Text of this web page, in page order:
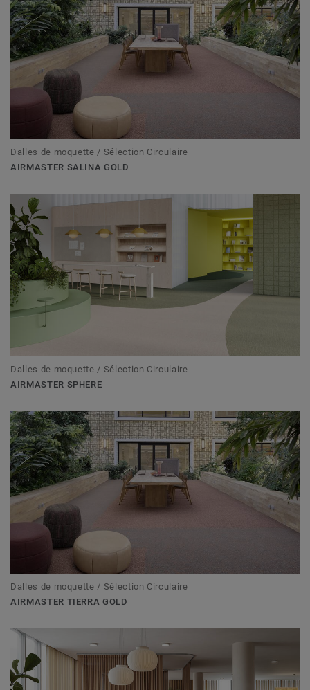
Dalles de moquette / Sélection Circulaire
AIRMASTER SALINA GOLD
Dalles de moquette / Sélection Circulaire
AIRMASTER SPHERE
Dalles de moquette / Sélection Circulaire
AIRMASTER TIERRA GOLD